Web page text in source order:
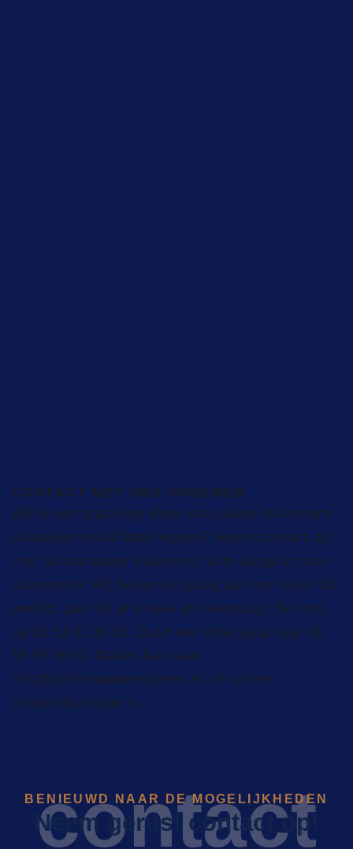
CONTACT MET ONS OPNEMEN
Wil je een prachtige vloer van parket in Arnhem
uitzoeken en/of laten leggen? Neem contact op
met Schoonwater Vloeren of kom langs in onze
showroom. Wij helpen je graag aan een vloer die
perfect past bij je smaak en levensstijl. Bel ons
op 06 53 93 36 50. Stuur een whatsapp naar 06
53 93 36 50. Mailen kan naar
info@schoonwatervloeren.nl, of vul het
contactformulier in.
contact
BENIEUWD NAAR DE MOGELIJKHEDEN
Neem gerust contact op!